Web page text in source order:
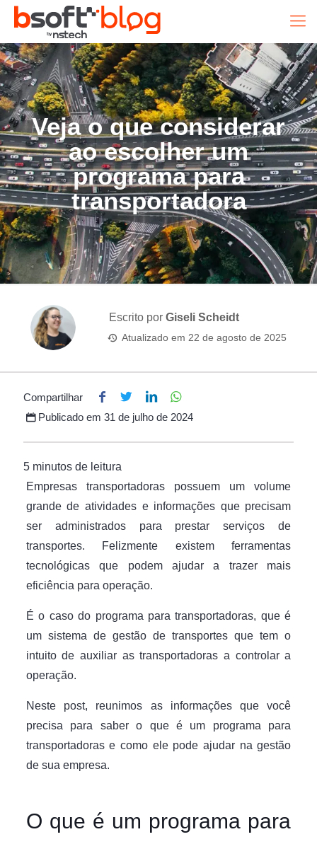
Veja o que considerar
ao escolher um
programa para
transportadora
Escrito por Giseli Scheidt
Atualizado em 22 de agosto de 2025
Compartilhar
Publicado em31 de julho de 2024
Empresas transportadoras possuem um volume
grande de atividades e informações que precisam
ser administrados para prestar serviços de
transportes. Felizmente existem ferramentas
tecnológicas que podem ajudar a trazer mais
eficiência para operação.
É o caso do programa para transportadoras, que é
um sistema de gestão de transportes que tem o
intuito de auxiliar as transportadoras a controlar a
operação.
Neste post, reunimos as informações que você
precisa para saber o que é um programa para
transportadoras e como ele pode ajudar na gestão
de sua empresa.
O que é um programa para